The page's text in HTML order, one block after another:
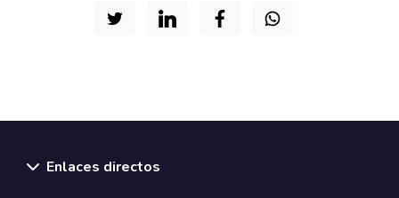
Enlaces directos